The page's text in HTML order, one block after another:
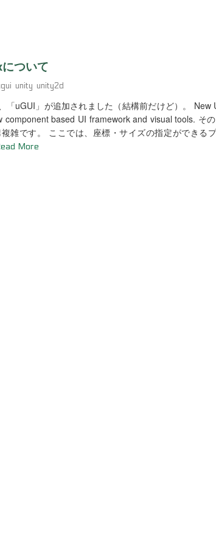
ついて
unity unity2d
「uGUI」が追加されました（結構前だけど）。 New
component based UI framework and visual tools. そ
雑です。 ここでは、座標・サイズの指定ができる
More